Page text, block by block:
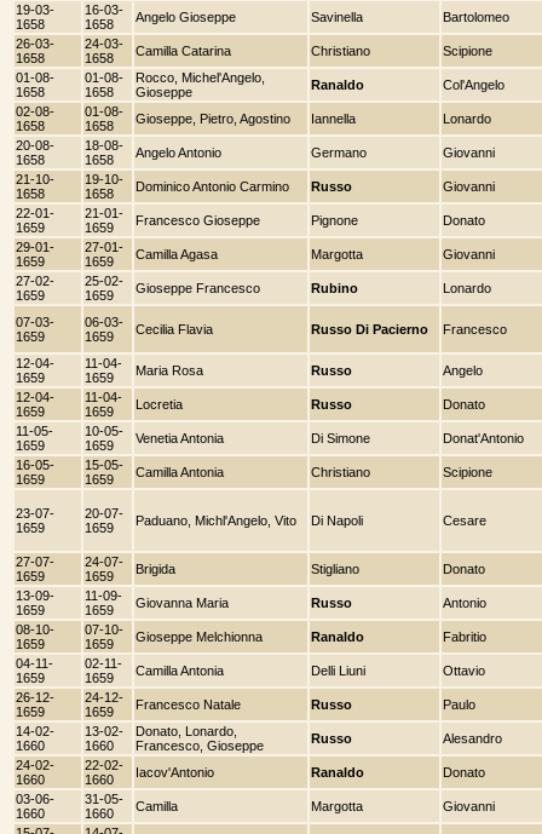
19-03-
1658
16-03-
1658
Angelo Gioseppe Savinella
Bartolomeo
26-03-
1658
24-03-
1658
Camilla Catarina Christiano
Scipione
01-08-
1658
01-08-
1658
Rocco, Michel'Angelo,
Gioseppe
Ranaldo
Col'Angelo
02-08-
1658
01-08-
1658
Gioseppe, Pietro, Agostino Iannella
Lonardo
20-08-
1658
18-08-
1658
Angelo Antonio Germano
Giovanni
21-10-
1658
19-10-
1658
Dominico Antonio Carmino Russo
Giovanni
22-01-
1659
21-01-
1659
Francesco Gioseppe Pignone
Donato
29-01-
1659
27-01-
1659
Camilla Agasa Margotta
Giovanni
27-02-
1659
25-02-
1659
Gioseppe Francesco Rubino Lonardo
07-03-
1659
06-03-
1659
Cecilia Flavia Russo Di Pacierno Francesco
12-04-
1659
11-04-
1659
Maria Rosa Russo
Angelo
12-04-
1659
11-04-
1659
Locretia Russo
Donato
11-05-
1659
10-05-
1659
Venetia Antonia Di Simone
Donat'Antonio
16-05-
1659
15-05-
1659
Camilla Antonia Christiano Scipione
23-07-
1659
20-07-
1659
Paduano, Michl'Angelo, Vito Di Napoli Cesare
27-07-
1659
24-07-
1659
Brigida Stigliano
Donato
13-09-
1659
11-09-
1659
Giovanna Maria Russo
Antonio
08-10-
1659
07-10-
1659
Gioseppe Melchionna Ranaldo
Fabritio
04-11-
1659
02-11-
1659
Camilla Antonia Delli Liuni
Ottavio
26-12-
1659
24-12-
1659
Francesco Natale Russo
Paulo
14-02-
1660
13-02-
1660
Donato, Lonardo,
Francesco, Gioseppe
Russo
Alesandro
24-02-
1660
22-02-
1660
Iacov'Antonio Ranaldo
Donato
03-06-
1660
31-05-
1660
Camilla Margotta
Giovanni